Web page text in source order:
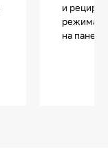
и
режима
на